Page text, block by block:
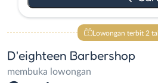
Lowongan terbit 2
D'eighteen Barbershop
membuka lowongan